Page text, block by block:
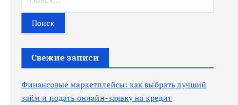
т
и
Свежие записи
Финансовые маркетплейсы: как выбрать лучший
займ и подать онлайн-заявку на кредит